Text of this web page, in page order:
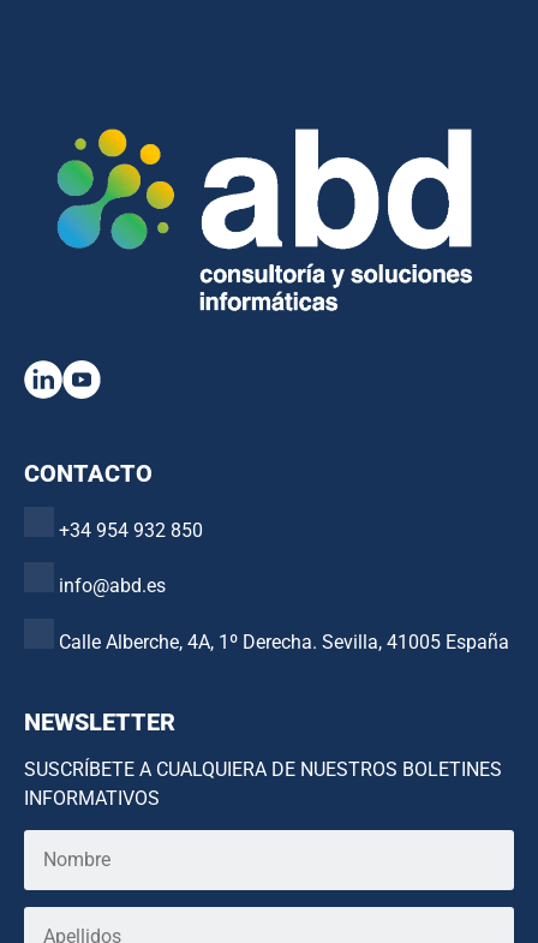
CONTACTO
+34 954 932 850
info@abd.es
Calle Alberche, 4A, 1º Derecha. Sevilla, 41005 España
NEWSLETTER
SUSCRÍBETE A CUALQUIERA DE NUESTROS BOLETINES
INFORMATIVOS